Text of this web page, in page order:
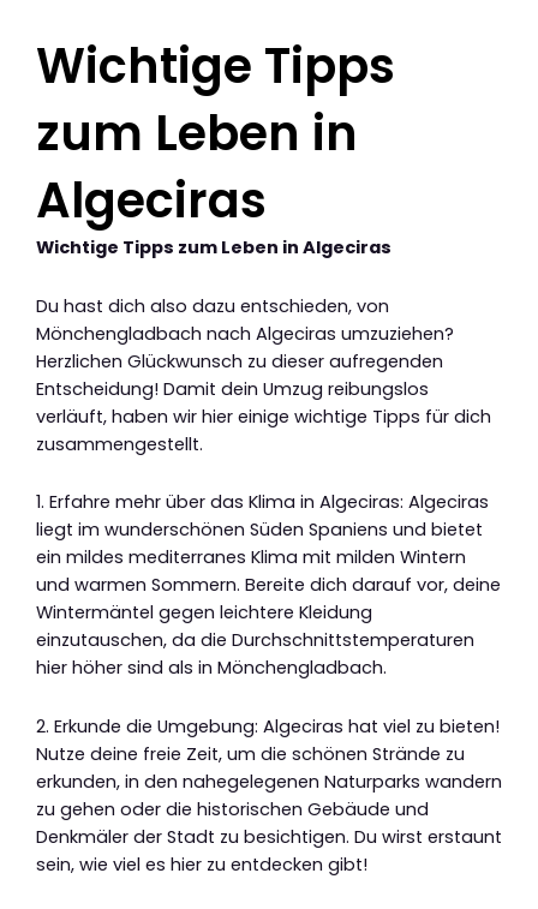
Wichtige Tipps
zum Leben in
Algeciras
Wichtige Tipps zum Leben in Algeciras
Du hast dich also dazu entschieden, von
Mönchengladbach nach Algeciras umzuziehen?
Herzlichen Glückwunsch zu dieser aufregenden
Entscheidung! Damit dein Umzug reibungslos
verläuft, haben wir hier einige wichtige Tipps für dich
zusammengestellt.
1. Erfahre mehr über das Klima in Algeciras: Algeciras
liegt im wunderschönen Süden Spaniens und bietet
ein mildes mediterranes Klima mit milden Wintern
und warmen Sommern. Bereite dich darauf vor, deine
Wintermäntel gegen leichtere Kleidung
einzutauschen, da die Durchschnittstemperaturen
hier höher sind als in Mönchengladbach.
2. Erkunde die Umgebung: Algeciras hat viel zu bieten!
Nutze deine freie Zeit, um die schönen Strände zu
erkunden, in den nahegelegenen Naturparks wandern
zu gehen oder die historischen Gebäude und
Denkmäler der Stadt zu besichtigen. Du wirst erstaunt
sein, wie viel es hier zu entdecken gibt!